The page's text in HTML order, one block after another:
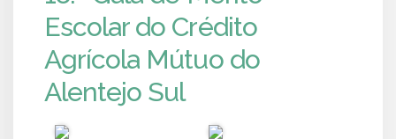
Escolar do Crédito
Agrícola Mútuo do
Alentejo Sul